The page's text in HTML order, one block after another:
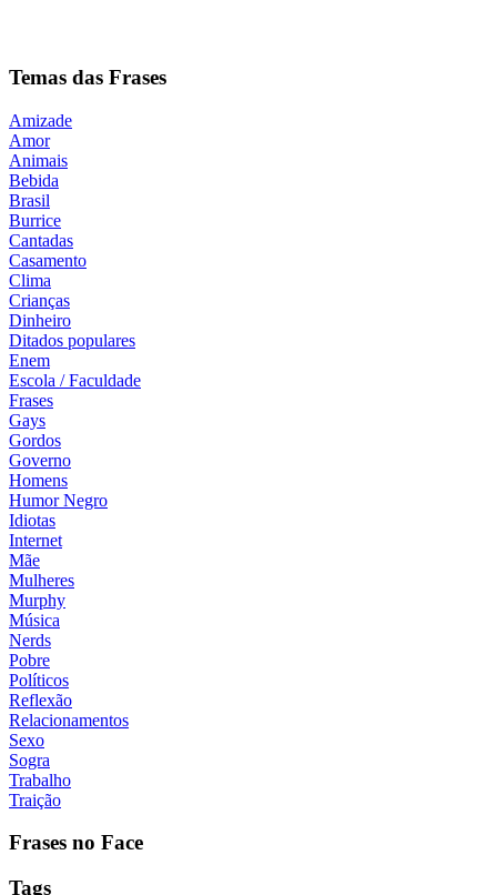
Temas das Frases
Amizade
Amor
Animais
Bebida
Brasil
Burrice
Cantadas
Casamento
Clima
Crianças
Dinheiro
Ditados populares
Enem
Escola / Faculdade
Frases
Gays
Gordos
Governo
Homens
Humor Negro
Idiotas
Internet
Mãe
Mulheres
Murphy
Música
Nerds
Pobre
Políticos
Reflexão
Relacionamentos
Sexo
Sogra
Trabalho
Traição
Frases no Face
Tags